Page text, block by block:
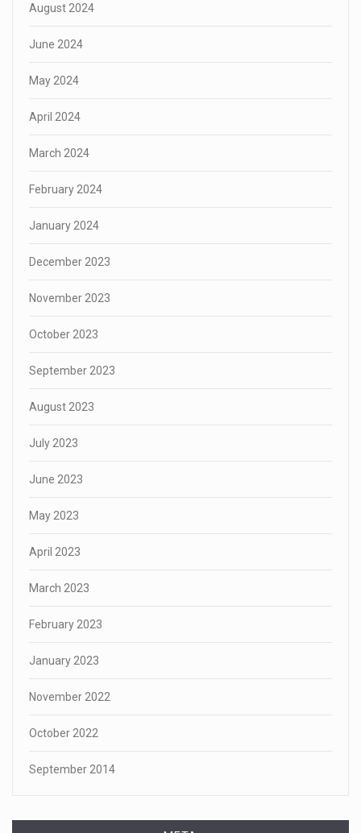
August 2024
June 2024
May 2024
April 2024
March 2024
February 2024
January 2024
December 2023
November 2023
October 2023
September 2023
August 2023
July 2023
June 2023
May 2023
April 2023
March 2023
February 2023
January 2023
November 2022
October 2022
September 2014